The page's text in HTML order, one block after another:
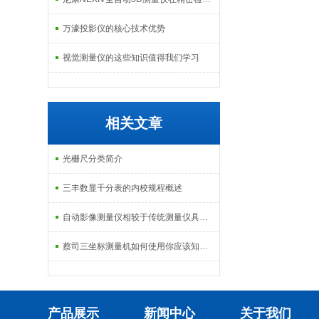
万濠投影仪的核心技术优势
视觉测量仪的这些知识值得我们学习
相关文章
光栅尺分类简介
三丰数显千分表的内校规程概述
自动影像测量仪相较于传统测量仪具有多重优势
蔡司三坐标测量机如何使用你应该知道！
产品展示 新闻中心 关于我们